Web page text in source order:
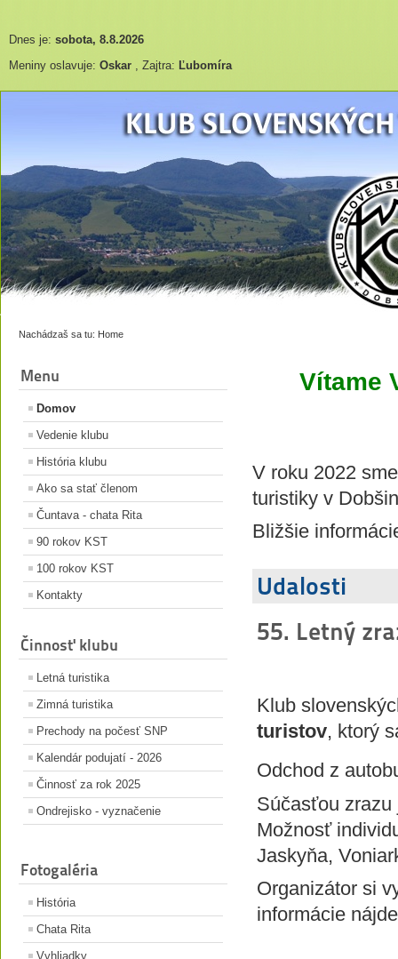
Dnes je: sobota, 8.8.2026
Meniny oslavuje: Oskar , Zajtra: Ľubomíra
Nachádzaš sa tu: Home
Menu
Domov
Vedenie klubu
História klubu
Ako sa stať členom
Čuntava - chata Rita
90 rokov KST
100 rokov KST
Kontakty
Činnosť klubu
Letná turistika
Zimná turistika
Prechody na počesť SNP
Kalendár podujatí - 2026
Činnosť za rok 2025
Ondrejisko - vyznačenie
Fotogaléria
História
Chata Rita
Vyhliadky
Vítame
V roku 2022
turistiky v
Bližšie
Udalosti
55. Letný
Klub
turistov, ktorý
Odchod z
Súčasťou zrazu
Možnosť
Jaskyňa,
Organizátor si
informácie